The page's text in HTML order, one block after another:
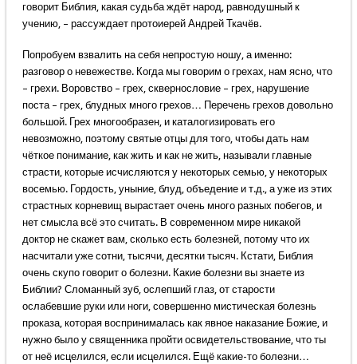
говорит Библия, какая судьба ждёт народ, равнодушный к
учению, – рассуждает протоиерей Андрей Ткачёв.
Попробуем взвалить на себя непростую ношу, а именно:
разговор о невежестве. Когда мы говорим о грехах, нам ясно, что
– грехи. Воровство – грех, сквернословие – грех, нарушение
поста – грех, блудных много грехов… Перечень грехов довольно
большой. Грех многообразен, и каталогизировать его
невозможно, поэтому святые отцы для того, чтобы дать нам
чёткое понимание, как жить и как не жить, называли главные
страсти, которые исчисляются у некоторых семью, у некоторых
восемью. Гордость, уныние, блуд, объедение и т.д., а уже из этих
страстных корневищ вырастает очень много разных побегов, и
нет смысла всё это считать. В современном мире никакой
доктор не скажет вам, сколько есть болезней, потому что их
насчитали уже сотни, тысячи, десятки тысяч. Кстати, Библия
очень скупо говорит о болезни. Какие болезни вы знаете из
Библии? Сломанный зуб, ослепший глаз, от старости
ослабевшие руки или ноги, совершенно мистическая болезнь
проказа, которая воспринималась как явное наказание Божие, и
нужно было у священника пройти освидетельствование, что ты
от неё исцелился, если исцелился. Ещё какие-то болезни…